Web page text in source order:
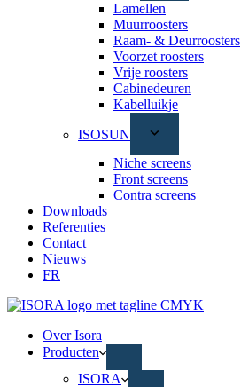
Lamellen
Muurroosters
Raam- & Deurroosters
Voorzet roosters
Vrije roosters
Cabinedeuren
Kabelluikje
ISOSUN
Niche screens
Front screens
Contra screens
Downloads
Referenties
Contact
Nieuws
FR
Over Isora
Producten
ISORA